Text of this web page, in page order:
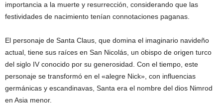
importancia a la muerte y resurrección, considerando que las
festividades de nacimiento tenían connotaciones paganas.
El personaje de Santa Claus, que domina el imaginario navideño
actual, tiene sus raíces en San Nicolás, un obispo de origen turco
del siglo IV conocido por su generosidad. Con el tiempo, este
personaje se transformó en el «alegre Nick», con influencias
germánicas y escandinavas, Santa era el nombre del dios Nimrod
en Asia menor.